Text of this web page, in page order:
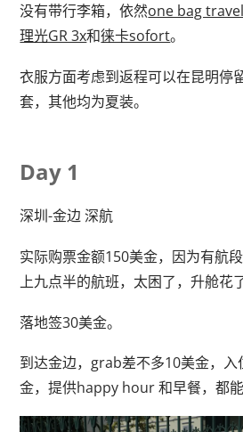
没有带行李箱，依然one bag travel
理光GR 3x和徕卡sofort。
衣服方面考虑到返程可以在昆明停
套，其他均为夏装。
Day 1
深圳-金边 深航
实际购票金额150美金，因为有航
上九点半的航班，太困了，升舱花
落地签30美金。
到达金边，grab差不多10美金，
金，提供happy hour 和早餐，都能